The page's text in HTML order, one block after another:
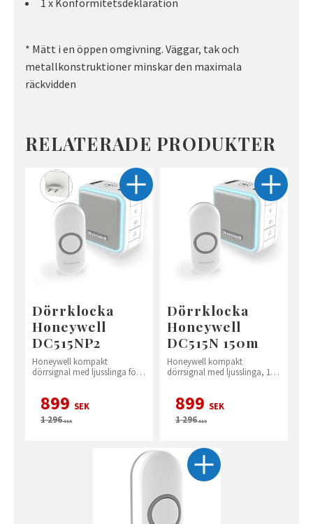
* Mätt i en öppen omgivning. Väggar, tak och
metallkonstruktioner minskar den maximala
räckvidden
RELATERADE PRODUKTER
Dörrklocka
Honeywell
DC515NP2
Honeywell kompakt
dörrsignal med ljusslinga för
899 SEK
1 296SEK
Dörrklocka
Honeywell
DC515N 150m
Honeywell kompakt
dörrsignal med ljusslinga, 150
899 SEK
1 296SEK